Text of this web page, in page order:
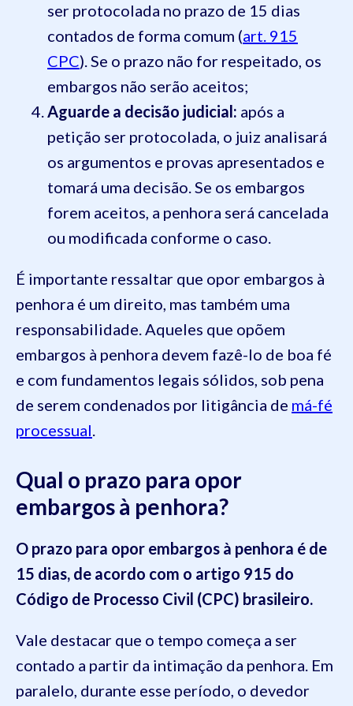
ser protocolada no prazo de 15 dias
contados de forma comum (art. 915
CPC). Se o prazo não for respeitado, os
embargos não serão aceitos;
Aguarde a decisão judicial: após a
petição ser protocolada, o juiz analisará
os argumentos e provas apresentados e
tomará uma decisão. Se os embargos
forem aceitos, a penhora será cancelada
ou modificada conforme o caso.
É importante ressaltar que opor embargos à
penhora é um direito, mas também uma
responsabilidade. Aqueles que opõem
embargos à penhora devem fazê-lo de boa fé
e com fundamentos legais sólidos, sob pena
de serem condenados por litigância de má-fé
processual.
Qual o prazo para opor
embargos à penhora?
O prazo para opor embargos à penhora é de
15 dias, de acordo com o artigo 915 do
Código de Processo Civil (CPC) brasileiro.
Vale destacar que o tempo começa a ser
contado a partir da intimação da penhora. Em
paralelo, durante esse período, o devedor